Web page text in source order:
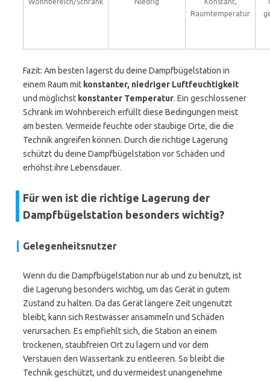
Raumtemperatur
Fazit: Am besten lagerst du deine Dampfbügelstation in
einem Raum mit konstanter, niedriger Luftfeuchtigkeit
und möglichst konstanter Temperatur. Ein geschlossener
Schrank im Wohnbereich erfüllt diese Bedingungen meist
am besten. Vermeide feuchte oder staubige Orte, die die
Technik angreifen können. Durch die richtige Lagerung
schützt du deine Dampfbügelstation vor Schäden und
erhöhst ihre Lebensdauer.
Für wen ist die richtige Lagerung der
Dampfbügelstation besonders wichtig?
Gelegenheitsnutzer
Wenn du die Dampfbügelstation nur ab und zu benutzt, ist
die Lagerung besonders wichtig, um das Gerät in gutem
Zustand zu halten. Da das Gerät längere Zeit ungenutzt
bleibt, kann sich Restwasser ansammeln und Schäden
verursachen. Es empfiehlt sich, die Station an einem
trockenen, staubfreien Ort zu lagern und vor dem
Verstauen den Wassertank zu entleeren. So bleibt die
Technik geschützt, und du vermeidest unangenehme